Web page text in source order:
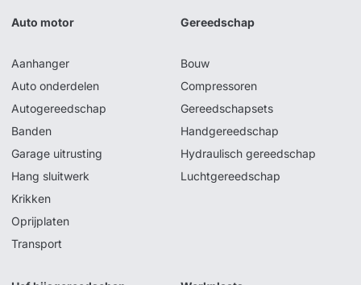
Auto motor
Aanhanger
Auto onderdelen
Autogereedschap
Banden
Garage uitrusting
Hang sluitwerk
Krikken
Oprijplaten
Transport
Gereedschap
Bouw
Compressoren
Gereedschapsets
Handgereedschap
Hydraulisch gereedschap
Luchtgereedschap